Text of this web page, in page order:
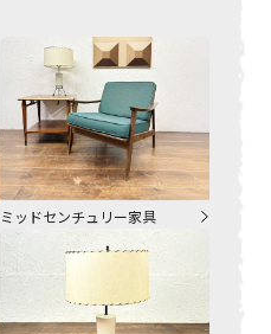
ミッドセンチュリー家具